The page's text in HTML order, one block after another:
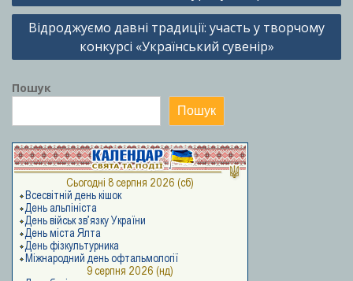
Відроджуємо давні традиції: участь у творчому
конкурсі «Український сувенір»
Пошук
Пошук